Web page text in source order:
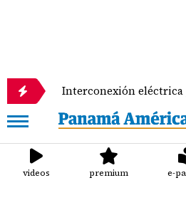
Interconexión eléctrica y
videos premium e-